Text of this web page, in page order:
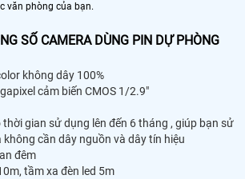
văn phòng của bạn.
SỐ CAMERA DÙNG PIN DỰ PHÒNG
không dây 100%
cảm biến CMOS 1/2.9"
thời gian sử dụng lên đến 6 tháng , giúp bạn sử
cần dây nguồn và dây tín hiệu
đêm
tầm xa đèn led 5m